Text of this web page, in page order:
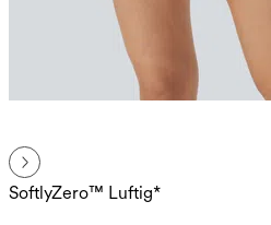
SoftlyZero™ Luftig*